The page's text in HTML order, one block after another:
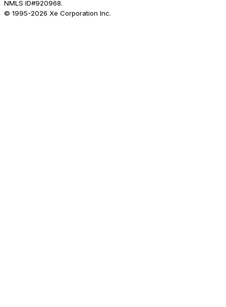
NMLS ID#920968.
© 1995-2026 Xe Corporation Inc.